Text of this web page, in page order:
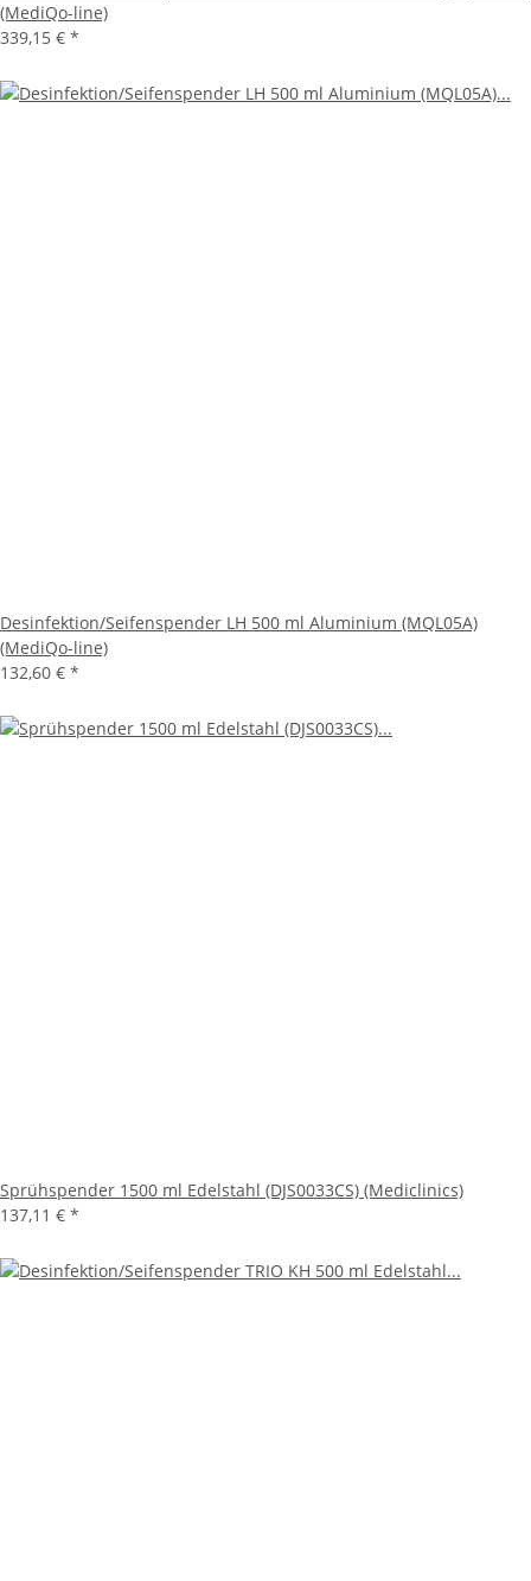
(MediQo-line)
339,15 € *
Desinfektion/Seifenspender LH 500 ml Aluminium (MQL05A)
(MediQo-line)
132,60 € *
Sprühspender 1500 ml Edelstahl (DJS0033CS) (Mediclinics)
137,11 € *